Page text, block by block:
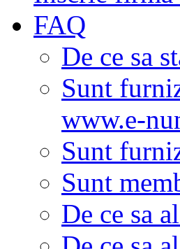
FAQ
De ce sa
Sunt
www.e-
Sunt
Sunt
De ce sa